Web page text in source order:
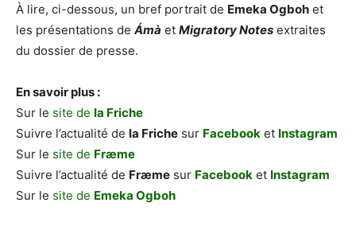
À lire, ci-dessous, un bref portrait de Emeka Ogboh et
les présentations de Ámà et Migratory Notes extraites
du dossier de presse.
En savoir plus :
Sur le site de la Friche
Suivre l’actualité de la Friche sur Facebook et Instagram
Sur le site de Fræme
Suivre l’actualité de Fræme sur Facebook et Instagram
Sur le site de Emeka Ogboh